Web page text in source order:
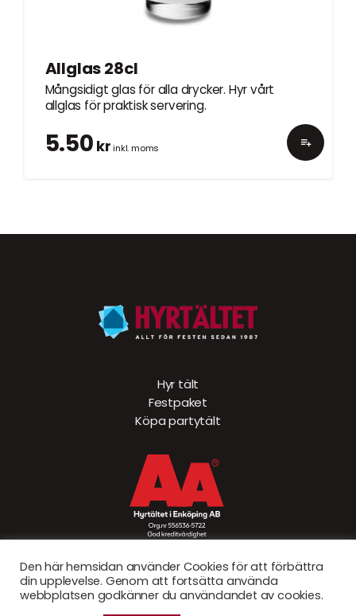
Allglas 28cl
Mångsidigt glas för alla drycker. Hyr vårt
allglas för praktisk servering.
5.50 krinkl. moms
Den här hemsidan använder Cookies för att förbättra
din upplevelse. Genom att fortsätta använda
webbplatsen godkänner du användandet av cookies.
Hyr tält
Festpaket
Köpa partytält
© Hyrtältet 2026. Created bySad Bear AB